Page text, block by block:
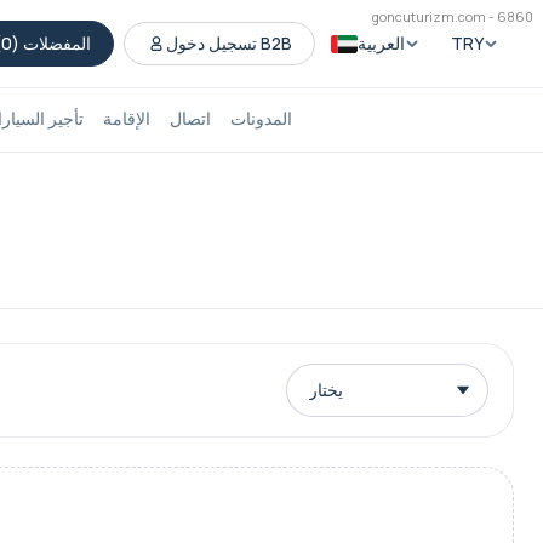
goncuturizm.com - 6860
المفضلات (0 تسجيل دخول B2B العربية TRY
تأجير الإقامة اتصال المدونات